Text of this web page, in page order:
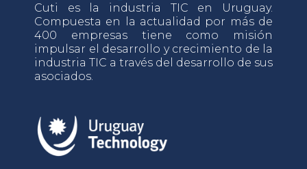
Cuti es la industria TIC en Uruguay.
Compuesta en la actualidad por más de
400 empresas tiene como misión
impulsar el desarrollo y crecimiento de la
industria TIC a través del desarrollo de sus
asociados.